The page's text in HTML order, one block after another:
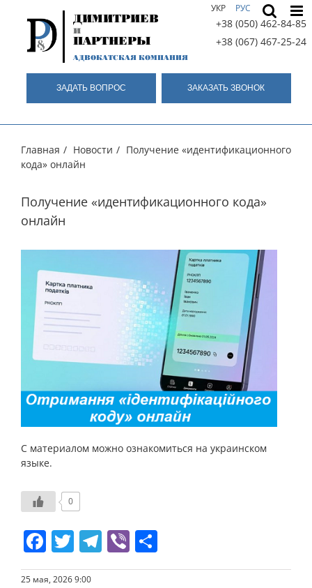
ДИМИТРИЕВ
и
ПАРТНЕРЫ
АДВОКАТСКАЯ КОМПАНИЯ
УКР РУС
+38 (050) 462-84-85
+38 (067) 467-25-24
ЗАДАТЬ ВОПРОС ЗАКАЗАТЬ ЗВОНОК
Главная / Новости / Получение «идентификационного
кода» онлайн
Получение «идентификационного кода»
онлайн
С материалом можно ознакомиться на украинском
языке.
0
Facebook
Twitter
Telegram
Viber
25 мая, 2026 9:00